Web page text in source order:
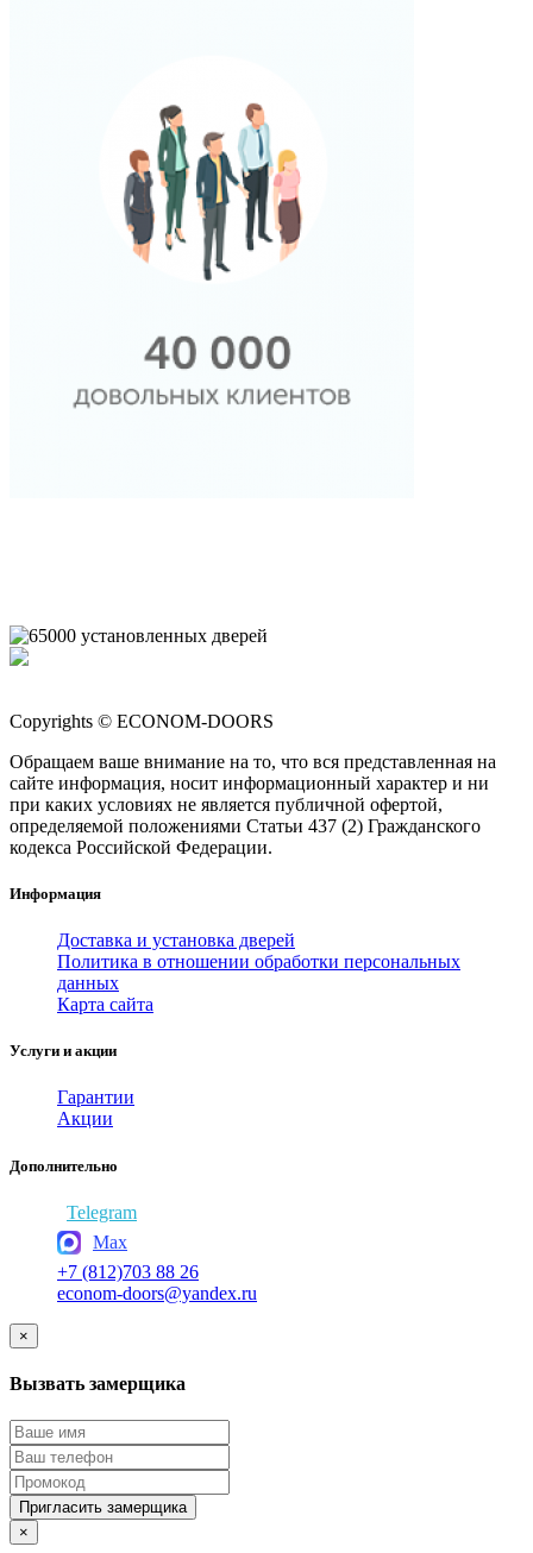
Copyrights © ECONOM-DOORS
Обращаем ваше внимание на то, что вся представленная на
сайте информация, носит информационный характер и ни
при каких условиях не является публичной офертой,
определяемой положениями Статьи 437 (2) Гражданского
кодекса Российской Федерации.
Информация
Доставка и установка дверей
Политика в отношении обработки персональных
данных
Карта сайта
Услуги и акции
Гарантии
Акции
Дополнительно
Telegram
Max
+7 (812)703 88 26
econom-doors@yandex.ru
×
Вызвать замерщика
Пригласить замерщика
×